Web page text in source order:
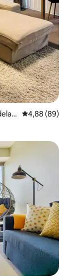
Průměrné
4,88 (89)